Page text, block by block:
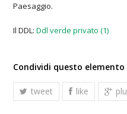
Paesaggio.
Il DDL:Ddl verde privato (1)
Condividi questo elemento
tweet like